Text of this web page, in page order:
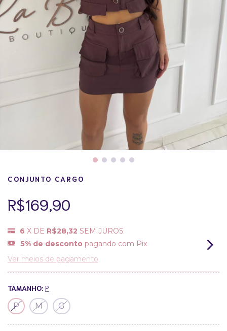
CONJUNTO CARGO
R$169,90
6 X DE R$28,32 SEM JUROS
5% de desconto pagando com Pix
Ver meios de pagamento
TAMANHO: P
P M G